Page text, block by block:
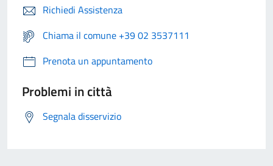
Richiedi Assistenza
Chiama il comune +39 02 3537111
Prenota un appuntamento
Problemi in città
Segnala disservizio